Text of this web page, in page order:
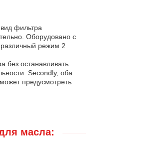
фильтра
Оборудовано с
различный режим 2
без останавливать
Secondly, оба
предусмотреть
масла: